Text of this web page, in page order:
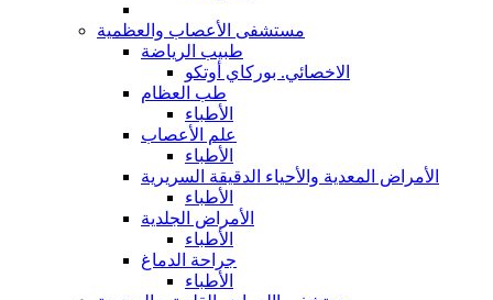
مستشفى الأعصاب والعظمية
طبيب الرياضة
الاخصائي. بوركاي أوتكو
طب العظام
الأطباء
علم الأعصاب
الأطباء
الأمراض المعدية والأحياء الدقيقة السريرية
الأطباء
الأمراض الجلدية
الأطباء
جراحة الدماغ
الأطباء